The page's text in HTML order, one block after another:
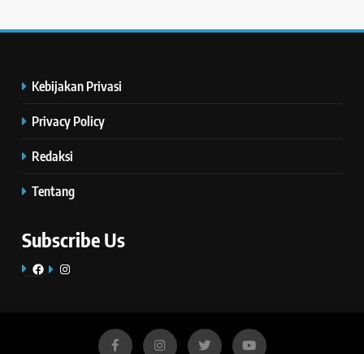
Kebijakan Privasi
Privacy Policy
Redaksi
Tentang
Subscribe Us
FacebookInstagram